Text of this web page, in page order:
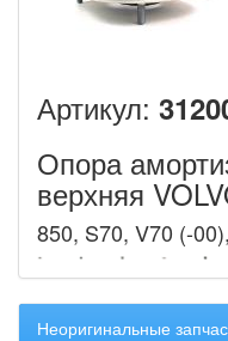
Артикул:
Опора
верхняя
850, S70, V70 (-
Неоригинальные